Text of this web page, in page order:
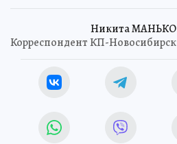
Никита МАНЬКО
Корреспондент КП-Новосибирск